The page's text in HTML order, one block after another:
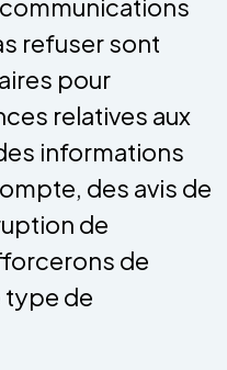
refuser sont
pour
relatives aux
informations
des avis de
de
de
type de